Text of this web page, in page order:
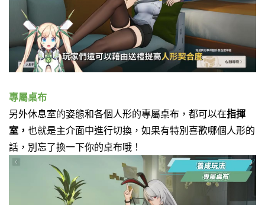
專屬桌布
另外休息室的姿態和各個人形的專屬桌布，都可以在指揮
室， 也就是主介面中進行切換， 如果有特別喜歡哪個人形的
話，別忘了換一下你的桌布哦！